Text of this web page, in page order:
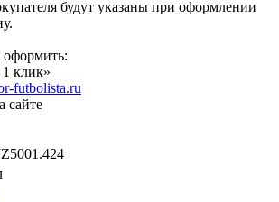
будут указаны при оформлении
оформить:
клик»
futbolista.ru
сайте